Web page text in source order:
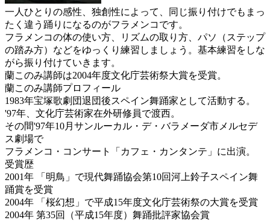
一人ひとりの感性、独創性によって、同じ振り付けでもまっ
たく違う踊りになるのがフラメンコです。
フラメンコの体の使い方、リズムの取り方、パソ（ステップ
の踏み方）などをゆっくり練習しましょう。基本練習をしな
がら振り付けていきます。
蘭このみ講師は2004年度文化庁芸術祭大賞を受賞。
蘭このみ講師プロフィール
1983年宝塚歌劇団退団後スペイン舞踊家として活動する。
'97年、文化庁芸術家在外研修員で渡西。
その間'97年10月サンルーカル・デ・バラメーダ市メルセデ
ス劇場で
フラメンコ・コンサート「カフェ・カンタンテ」に出演。
受賞歴
2001年 「明鳥」で現代舞踊協会第10回河上鈴子スペイン舞
踊賞を受賞
2004年 「桜幻想」で平成15年度文化庁芸術祭の大賞を受賞
2004年 第35回（平成15年度）舞踊批評家協会賞